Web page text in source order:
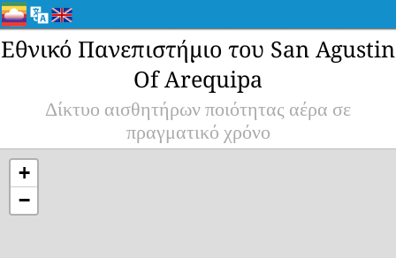
Εθνικό Πανεπιστήμιο του San Agustin
Of Arequipa
Δίκτυο αισθητήρων ποιότητας αέρα σε
πραγματικό χρόνο
+
−